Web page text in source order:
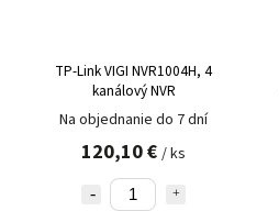
TP-Link VIGI NVR1004H, 4
kanálový NVR
Na objednanie do 7 dní
120,10 € / ks